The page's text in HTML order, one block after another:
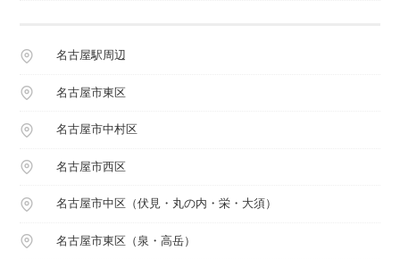
名古屋駅周辺
名古屋市東区
名古屋市中村区
名古屋市西区
名古屋市中区（伏見・丸の内・栄・大須）
名古屋市東区（泉・高岳）